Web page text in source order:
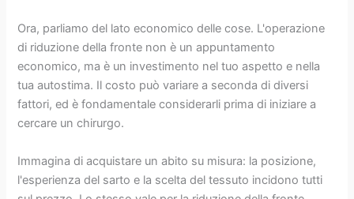
Ora, parliamo del lato economico delle cose. L'operazione
di riduzione della fronte non è un appuntamento
economico, ma è un investimento nel tuo aspetto e nella
tua autostima. Il costo può variare a seconda di diversi
fattori, ed è fondamentale considerarli prima di iniziare a
cercare un chirurgo.
Immagina di acquistare un abito su misura: la posizione,
l'esperienza del sarto e la scelta del tessuto incidono tutti